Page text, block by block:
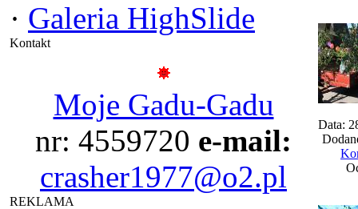
· Galeria HighSlide
Kontakt
Moje Gadu-Gadu
nr: 4559720 e-mail:
crasher1977@o2.pl
REKLAMA
Data: